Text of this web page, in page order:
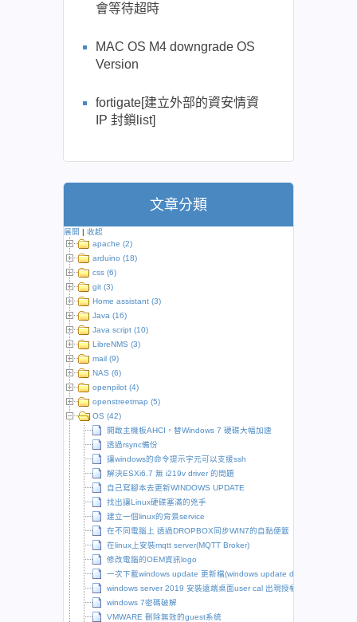
會等待超時
MAC OS M4 downgrade OS
Version
fortigate[建立外部的資安情資
IP 封鎖list]
文章分類
展開 | 收起
apache (2)
arduino (18)
css (6)
git (3)
Home assistant (3)
Java (16)
Java script (10)
LibreNMS (3)
mail (9)
NAS (6)
openpilot (4)
openstreetmap (5)
OS (42)
開啟主機板AHCI，替Windows 7 硬碟大幅加速
透過rsync備份
讓windows的命令提示字元可以支援ssh
解決ESXi6.7 無 i219v driver 的問題
自己寫腳本去更新WINDOWS UPDATE
找出讓Linux硬碟塞滿的兇手
建立一個linux的背景service
在不同電腦上 透過DROPBOX同步WIN7的自黏便籤
在linux上安裝mqtt server(MQTT Broker)
修改電腦的OEM資訊logo
一次下載windows update 更新檔(windows update downloader)
windows server 2019 安裝遠端桌面user cal 出現授權問題
windows 7密碼破解
VMWARE 刪除無效的guest系統